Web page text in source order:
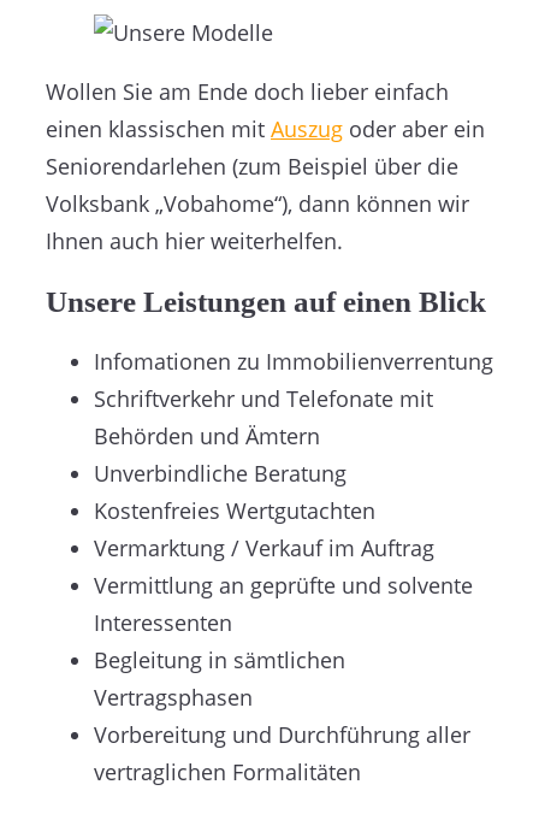
Wollen Sie am Ende doch lieber einfach
einen klassischen mit Auszug oder aber ein
Seniorendarlehen (zum Beispiel über die
Volksbank „Vobahome“), dann können wir
Ihnen auch hier weiterhelfen.
Unsere Leistungen auf einen Blick
Infomationen zu Immobilienverrentung
Schriftverkehr und Telefonate mit
Behörden und Ämtern
Unverbindliche Beratung
Kostenfreies Wertgutachten
Vermarktung / Verkauf im Auftrag
Vermittlung an geprüfte und solvente
Interessenten
Begleitung in sämtlichen
Vertragsphasen
Vorbereitung und Durchführung aller
vertraglichen Formalitäten